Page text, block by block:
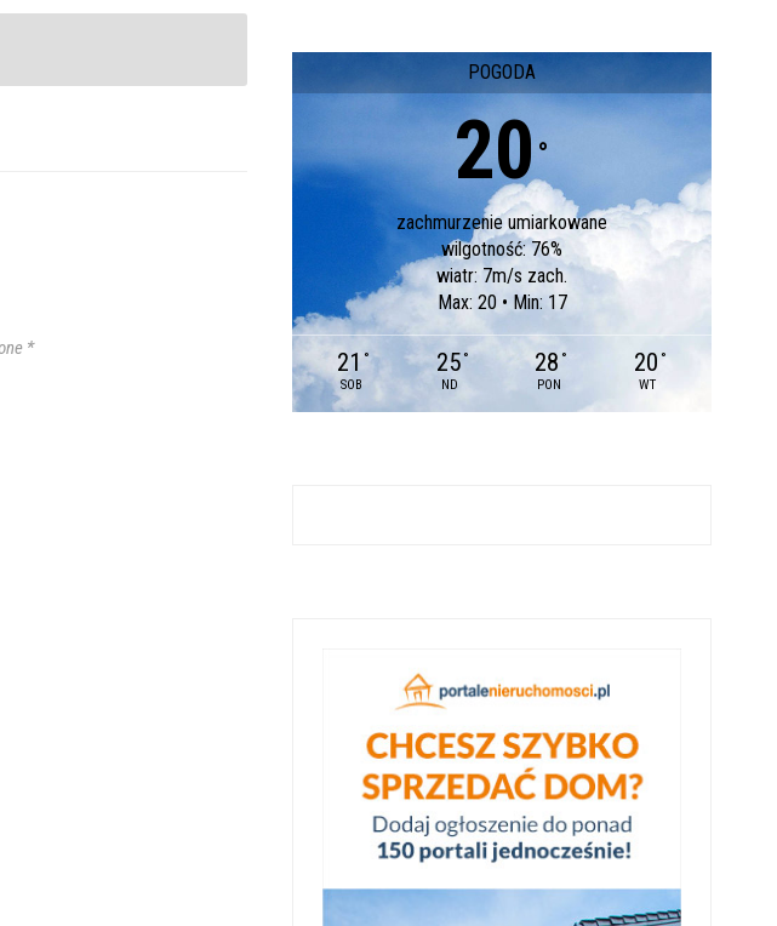
*
POGODA
20 °
zachmurzenie umiarkowane
wilgotność: 76%
wiatr: 7m/s zach.
Max: 20 • Min: 17
21 °
SOB
25 °
ND
28 °
PON
20 °
WT